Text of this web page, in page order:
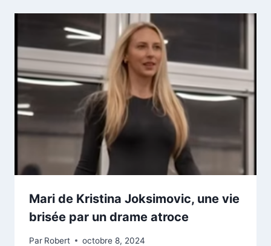
Mari de Kristina Joksimovic, une vie
brisée par un drame atroce
Par Robert octobre 8, 2024